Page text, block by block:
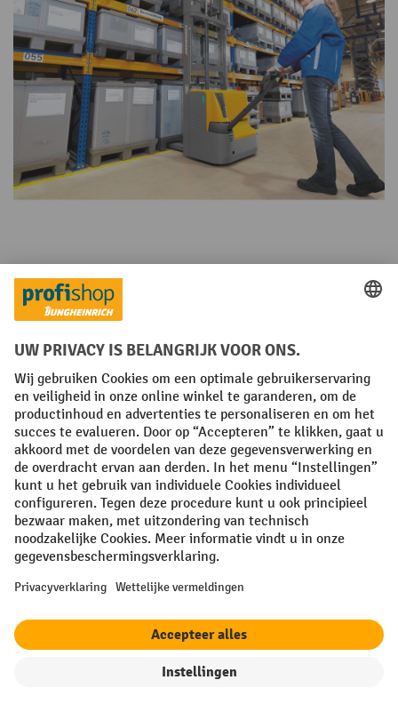
Sorteren op
Waar gaat u de stapelaar het vaakst gebruiken?
Welke taken moet het hefvoertuig voor z’n rekening
Welke aandrijving heeft u nodig voor de rij- en
heffunctie?
Op welke hoogtes moeten goederen worden in- en
uitgeslagen?
Wat is het maximale gewicht dat verplaatst moet
worden?
Welke vorklengte- en breedte heeft u nodig?
Welke goederen moeten met de stapelaar worden
vervoerd?
Welke banden passen bij de ondergronden waar u met
de stapelaar overheen wilt rijden?
Met welke bijzonderheden in uw magazijn moet
Op basis van de volgende parameters kunt u bepalen welke